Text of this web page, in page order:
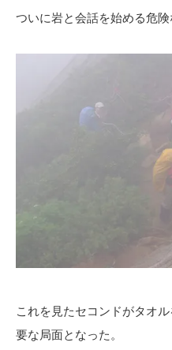
ついに岩と会話を始める危険
これを見たセコンドがタオ
要な局面となった。